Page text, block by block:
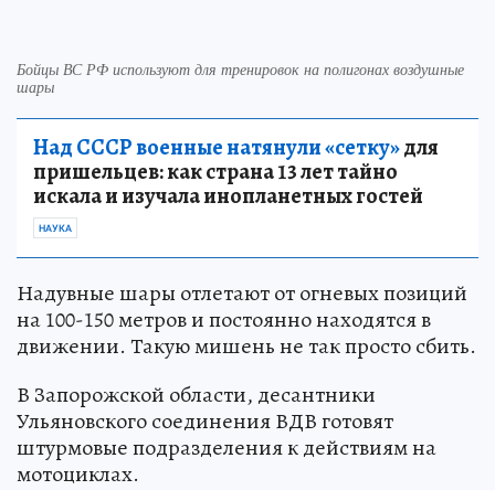
Бойцы ВС РФ используют для тренировок на полигонах воздушные
шары
Над СССР военные натянули «сетку»для
пришельцев: как страна 13 лет тайно
искала и изучала инопланетных гостей
НАУКА
Надувные шары отлетают от огневых позиций
на 100-150 метров и постоянно находятся в
движении. Такую мишень не так просто сбить.
В Запорожской области, десантники
Ульяновского соединения ВДВ готовят
штурмовые подразделения к действиям на
мотоциклах.